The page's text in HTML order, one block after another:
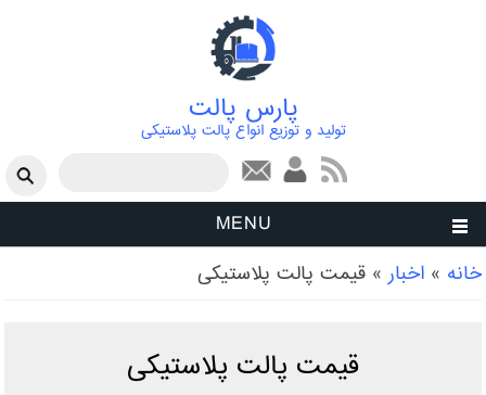
پارس پالت
تولید و توزیع انواع پالت پلاستیکی
فرم جستجو
MENU
شما اینجا هستید
خانه » اخبار » قیمت پالت پلاستیکی
قیمت پالت پلاستیکی